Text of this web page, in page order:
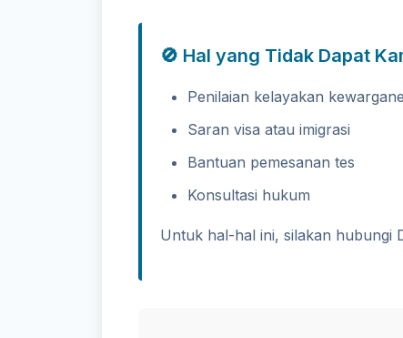
🚫 Hal yang Tidak Dapat
Penilaian kelayakan
Saran visa atau imigrasi
Bantuan pemesanan tes
Konsultasi hukum
Untuk hal-hal ini, silakan hubungi